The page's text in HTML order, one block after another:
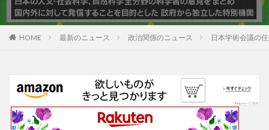
HOME 最新のニュース 政治関係のニュース 日本学術会議の